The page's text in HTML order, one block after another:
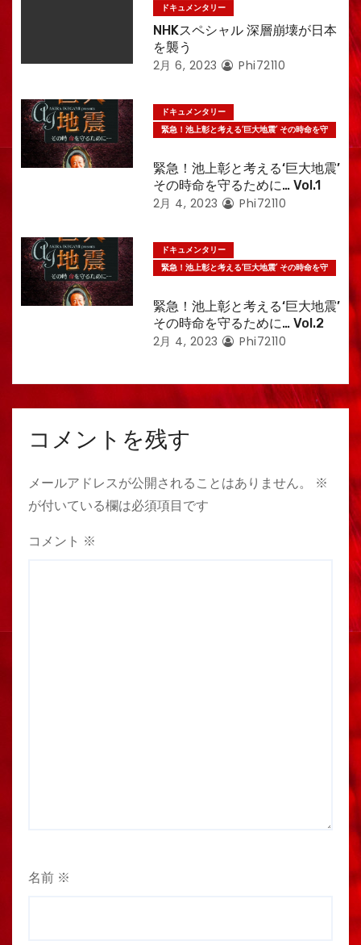
ドキュメンタリー
NHKスペシャル 深層崩壊が日本
を襲う
2月 6, 2023 Phi72110
ドキュメンタリー
緊急！池上彰と考える‘巨大地震’ その時命を守
緊急！池上彰と考える‘巨大地震’
その時命を守るために… Vol.1
2月 4, 2023 Phi72110
ドキュメンタリー
緊急！池上彰と考える‘巨大地震’ その時命を守
緊急！池上彰と考える‘巨大地震’
その時命を守るために… Vol.2
2月 4, 2023 Phi72110
コメントを残す
メールアドレスが公開されることはありません。
※
が付いている欄は必須項目です
コメント ※
名前 ※